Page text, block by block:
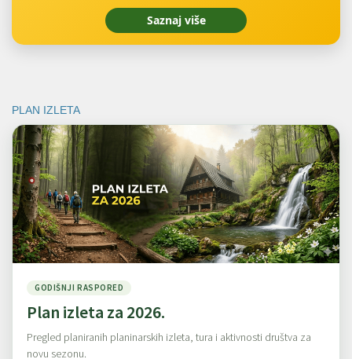
Saznaj više
PLAN IZLETA
GODIŠNJI RASPORED
Plan izleta za 2026.
Pregled planiranih planinarskih izleta, tura i aktivnosti društva za
novu sezonu.